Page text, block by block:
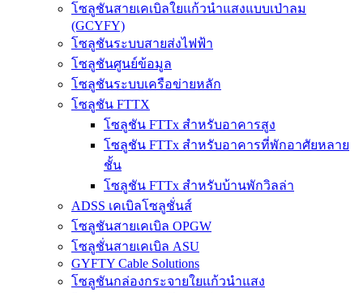
โซลูชันสายเคเบิลใยแก้วนำแสงแบบเป่าลม
(GCYFY)
โซลูชันระบบสายส่งไฟฟ้า
โซลูชันศูนย์ข้อมูล
โซลูชันระบบเครือข่ายหลัก
โซลูชัน FTTX
โซลูชัน FTTx สำหรับอาคารสูง
โซลูชัน FTTx สำหรับอาคารที่พักอาศัยหลาย
ชั้น
โซลูชัน FTTx สำหรับบ้านพักวิลล่า
ADSS เคเบิลโซลูชั่นส์
โซลูชันสายเคเบิล OPGW
โซลูชั่นสายเคเบิล ASU
GYFTY Cable Solutions
โซลูชันกล่องกระจายใยแก้วนำแสง